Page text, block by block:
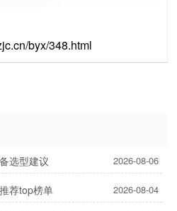
byx/348.html
选型建议 2026-08-06
荐top榜单 2026-08-04